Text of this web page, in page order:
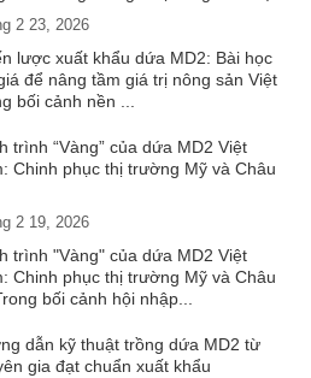
2 23, 2026
lược xuất khẩu dứa MD2: Bài học
để nâng tầm giá trị nông sản Việt
bối cảnh nền ...
trình “Vàng” của dứa MD2 Việt
Chinh phục thị trường Mỹ và Châu
2 19, 2026
trình "Vàng" của dứa MD2 Việt
Chinh phục thị trường Mỹ và Châu
bối cảnh hội nhập...
dẫn kỹ thuật trồng dứa MD2 từ
gia đạt chuẩn xuất khẩu